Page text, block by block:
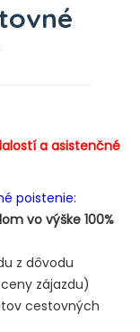
a asistenčné
poistenie:
vo výške 100%
z dôvodu
zájazdu)
cestovných